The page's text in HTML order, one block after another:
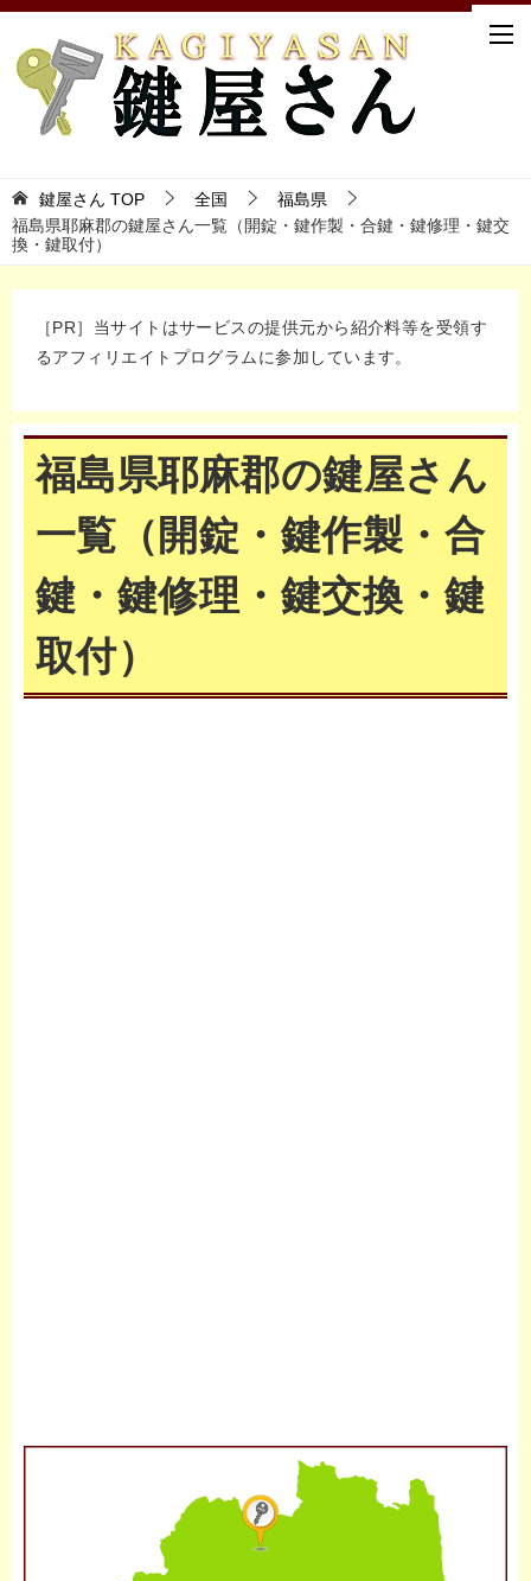
鍵屋さん TOP 全国
福島県
福島県耶麻郡の鍵屋さん一覧（開錠・鍵作製・合鍵・鍵修理・鍵交
換・鍵取付）
［PR］当サイトはサービスの提供元から紹介料等を受領す
るアフィリエイトプログラムに参加しています。
福島県耶麻郡の鍵屋さん
一覧（開錠・鍵作製・合
鍵・鍵修理・鍵交換・鍵
取付）